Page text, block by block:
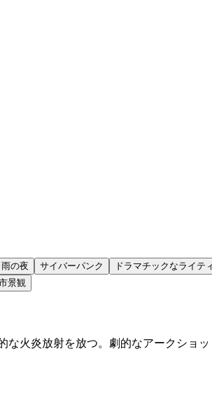
雨の夜 サイバーパンク ドラマチックなライテ
景観
火炎放射を放つ。劇的なアークショ